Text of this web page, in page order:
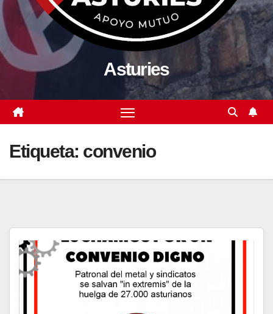
Asturies
Etiqueta: convenio